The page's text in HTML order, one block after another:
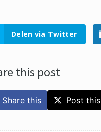
Delen via Twitter
this post
Share this Post this